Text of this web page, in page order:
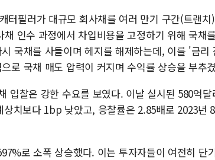
터필러가 대규모 회사채를 여러 만기 구간(트랜
인수 과정에서 차입비용을 고정하기 위해 국채
국채를 사들이며 헤지를 해제하는데, 이를 '금
로 국채 매도 압력이 커지며 수익률 상승을 부추
입찰은 강한 수요를 보였다. 이날 실시된 580억
치보다 1bp 낮았고, 응찰률은 2.85배로 2023년
로 소폭 상승했다. 이는 투자자들이 여전히 단